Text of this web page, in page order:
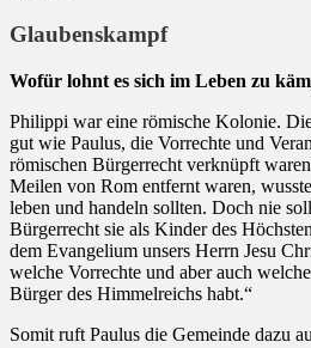
Glaubenskampf
Wofür lohnt es sich im Leben zu
Philippi war eine römische Kolonie.
gut wie Paulus, die Vorrechte und
römischen Bürgerrecht verknüpft
Meilen von Rom entfernt waren,
leben und handeln sollten. Doch nie
Bürgerrecht sie als Kinder des
dem Evangelium unsers Herrn Jesu
welche Vorrechte und aber auch
Bürger des Himmelreichs habt.“
Somit ruft Paulus die Gemeinde dazu